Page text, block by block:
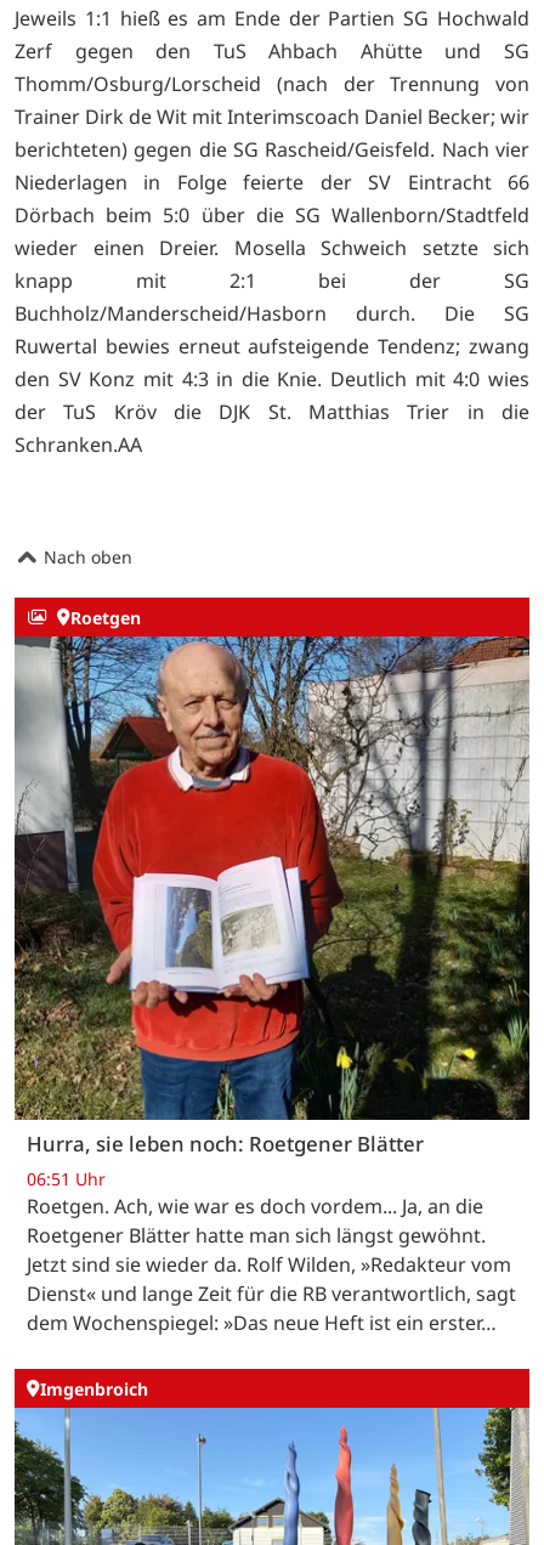
Jeweils 1:1 hieß es am Ende der Partien SG Hochwald
Zerf gegen den TuS Ahbach Ahütte und SG
Thomm/Osburg/Lorscheid (nach der Trennung von
Trainer Dirk de Wit mit Interimscoach Daniel Becker; wir
berichteten) gegen die SG Rascheid/Geisfeld. Nach vier
Niederlagen in Folge feierte der SV Eintracht 66
Dörbach beim 5:0 über die SG Wallenborn/Stadtfeld
wieder einen Dreier. Mosella Schweich setzte sich
knapp mit 2:1 bei der SG
Buchholz/Manderscheid/Hasborn durch. Die SG
Ruwertal bewies erneut aufsteigende Tendenz; zwang
den SV Konz mit 4:3 in die Knie. Deutlich mit 4:0 wies
der TuS Kröv die DJK St. Matthias Trier in die
Schranken.AA
Nach oben
Roetgen
Hurra, sie leben noch: Roetgener Blätter
06:51 Uhr
Roetgen. Ach, wie war es doch vordem... Ja, an die
Roetgener Blätter hatte man sich längst gewöhnt.
Jetzt sind sie wieder da. Rolf Wilden, »Redakteur vom
Dienst« und lange Zeit für die RB verantwortlich, sagt
dem Wochenspiegel: »Das neue Heft ist ein erster…
Imgenbroich